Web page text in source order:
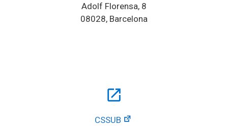
Adolf Florensa, 8
08028, Barcelona
open_in_new
CSSUB